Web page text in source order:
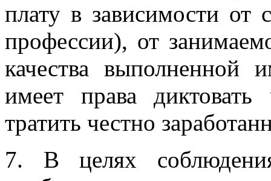
плату в зависимости от
профессии), от
качества
имеет права
тратить честно
7. В целях